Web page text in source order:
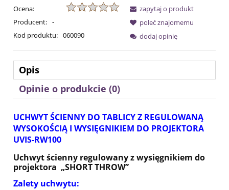
Ocena:
Producent: -
Kod produktu: 060090
zapytaj o produkt
poleć znajomemu
dodaj opinię
Opis
Opinie o produkcie (0)
UCHWYT ŚCIENNY DO TABLICY Z REGULOWANĄ
WYSOKOŚCIĄ I WYSIĘGNIKIEM DO PROJEKTORA
UVIS-RW100
Uchwyt ścienny regulowany z wysięgnikiem do
projektora „SHORT THROW”
Zalety uchwytu: